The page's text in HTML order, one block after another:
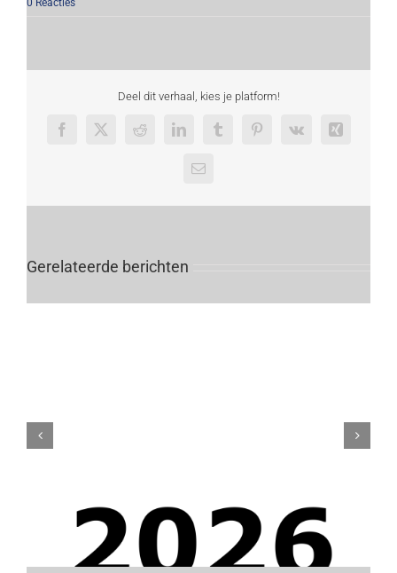
Deel dit verhaal, kies je platform!
Facebook
X RedditLinkedInTumblrPinterest
Vk Xing
E-
Gerelateerde berichten